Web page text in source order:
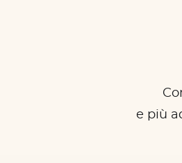
e più